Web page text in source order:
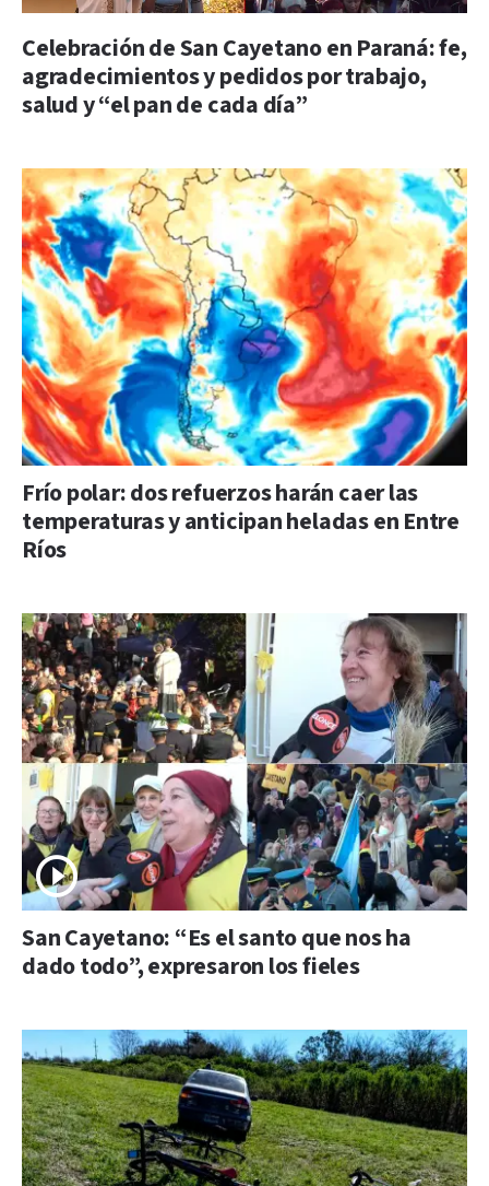
Celebración de San Cayetano en Paraná: fe,
agradecimientos y pedidos por trabajo,
salud y “el pan de cada día”
Frío polar: dos refuerzos harán caer las
temperaturas y anticipan heladas en Entre
Ríos
San Cayetano: “Es el santo que nos ha
dado todo”, expresaron los fieles